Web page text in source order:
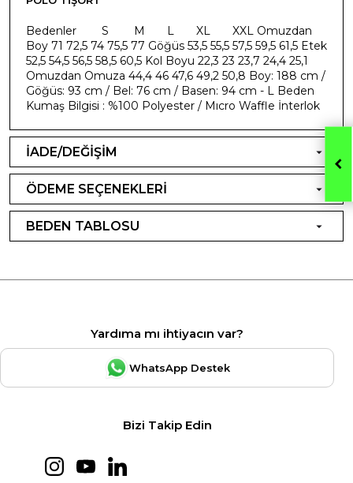
Bedenler S M L XL XXL Omuzdan
Boy 71 72,5 74 75,5 77 Göğüs 53,5 55,5 57,5 59,5 61,5 Etek
52,5 54,5 56,5 58,5 60,5 Kol Boyu 22,3 23 23,7 24,4 25,1
Omuzdan Omuza 44,4 46 47,6 49,2 50,8 Boy: 188 cm /
Göğüs: 93 cm / Bel: 76 cm / Basen: 94 cm - L Beden
Kumaş Bilgisi : %100 Polyester / Mıcro Waffle İnterlok
İADE/DEĞİŞİM
ÖDEME SEÇENEKLERİ
BEDEN TABLOSU
Yardıma mı ihtiyacın var?
WhatsApp Destek
Bizi Takip Edin